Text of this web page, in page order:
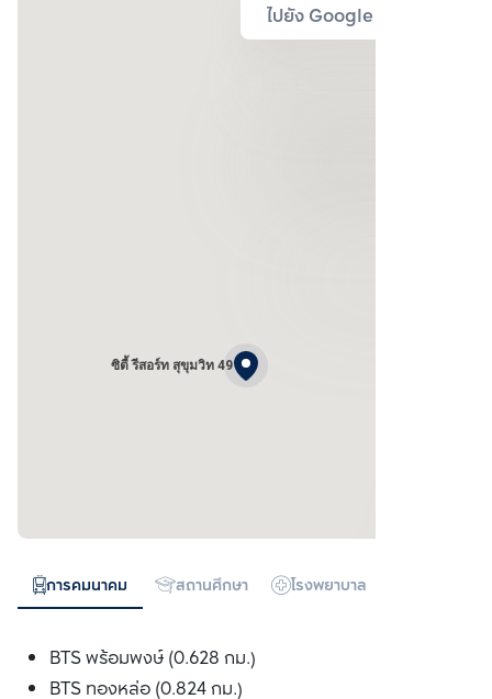
ไปยัง Google Map
ซิตี้ รีสอร์ท สุขุมวิท 49
การคมนาคม สถานศึกษา โรงพยาบาล
BTS พร้อมพงษ์ (0.628 กม.)
BTS ทองหล่อ (0.824 กม.)